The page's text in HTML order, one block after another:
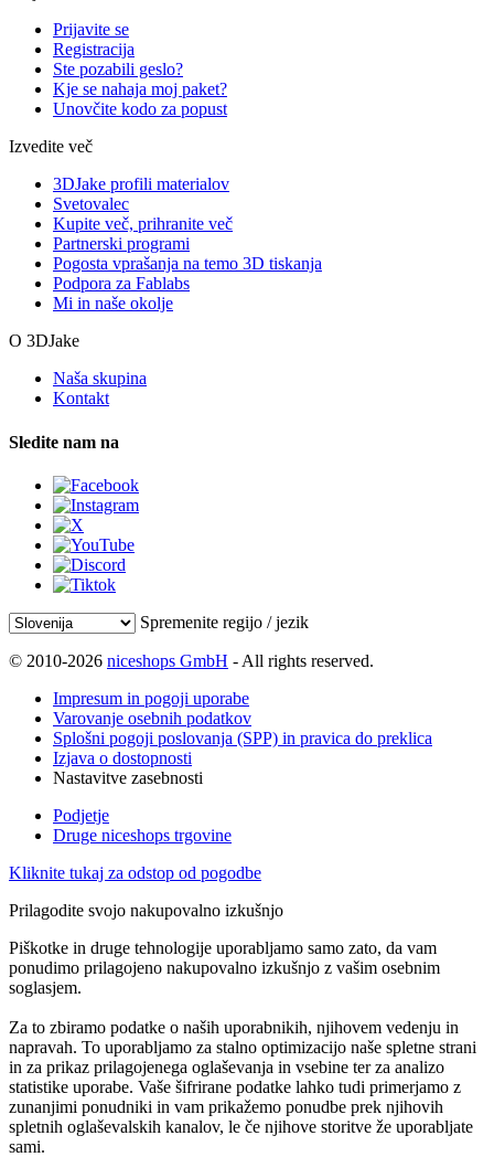
Prijavite se
Registracija
Ste pozabili geslo?
Kje se nahaja moj paket?
Unovčite kodo za popust
Izvedite več
3DJake profili materialov
Svetovalec
Kupite več, prihranite več
Partnerski programi
Pogosta vprašanja na temo 3D tiskanja
Podpora za Fablabs
Mi in naše okolje
O 3DJake
Naša skupina
Kontakt
Sledite nam na
Spremenite regijo / jezik
© 2010-2026 niceshops GmbH - All rights reserved.
Impresum in pogoji uporabe
Varovanje osebnih podatkov
Splošni pogoji poslovanja (SPP) in pravica do preklica
Izjava o dostopnosti
Nastavitve zasebnosti
Podjetje
Druge niceshops trgovine
Kliknite tukaj za odstop od pogodbe
Prilagodite svojo nakupovalno izkušnjo
Piškotke in druge tehnologije uporabljamo samo zato, da vam
ponudimo prilagojeno nakupovalno izkušnjo z vašim osebnim
soglasjem.
Za to zbiramo podatke o naših uporabnikih, njihovem vedenju in
napravah. To uporabljamo za stalno optimizacijo naše spletne strani
in za prikaz prilagojenega oglaševanja in vsebine ter za analizo
statistike uporabe. Vaše šifrirane podatke lahko tudi primerjamo z
zunanjimi ponudniki in vam prikažemo ponudbe prek njihovih
spletnih oglaševalskih kanalov, le če njihove storitve že uporabljate
sami.